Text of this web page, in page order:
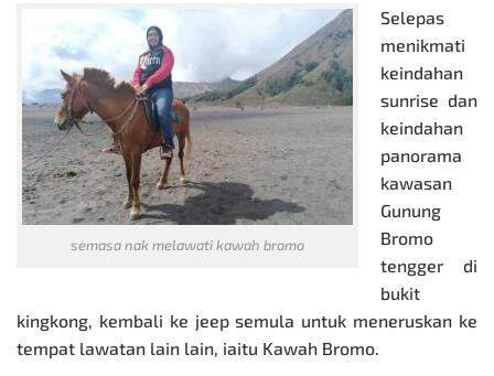
semasa nak melawati kawah bromo
Selepas
menikmati
keindahan
sunrise dan
keindahan
panorama
kawasan
Gunung
Bromo
tengger di
bukit
kingkong, kembali ke jeep semula untuk meneruskan ke
tempat lawatan lain lain, iaitu Kawah Bromo